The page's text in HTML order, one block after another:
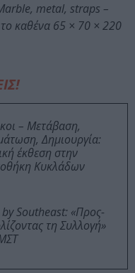
metal, straps –
το καθένα 65 × 70 × 220
– Μετάβαση,
Δημιουργία:
έκθεση στην
Κυκλάδων
Southeast: «Προς-
τη Συλλογή»